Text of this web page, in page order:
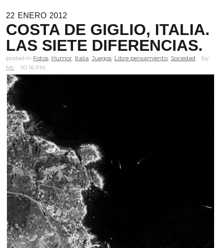
22 ENERO 2012
COSTA DE GIGLIO, ITALIA.
LAS SIETE DIFERENCIAS.
posted in Fotos Humor Italia Juegos Libre pensamiento Sociedad
Mc
10.16 PM